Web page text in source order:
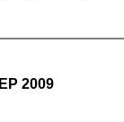
2009